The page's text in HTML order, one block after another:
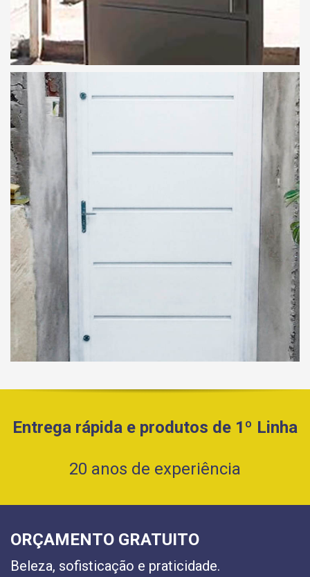
Entrega rápida e produtos de 1º Linha
20 anos de experiência
ORÇAMENTO GRATUITO
Beleza, sofisticação e praticidade.